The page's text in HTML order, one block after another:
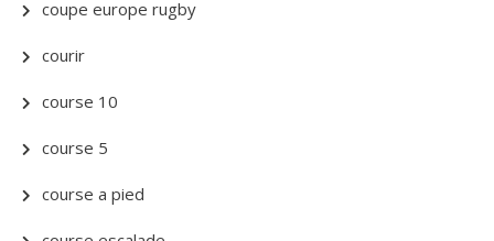
coupe europe rugby
courir
course 10
course 5
course a pied